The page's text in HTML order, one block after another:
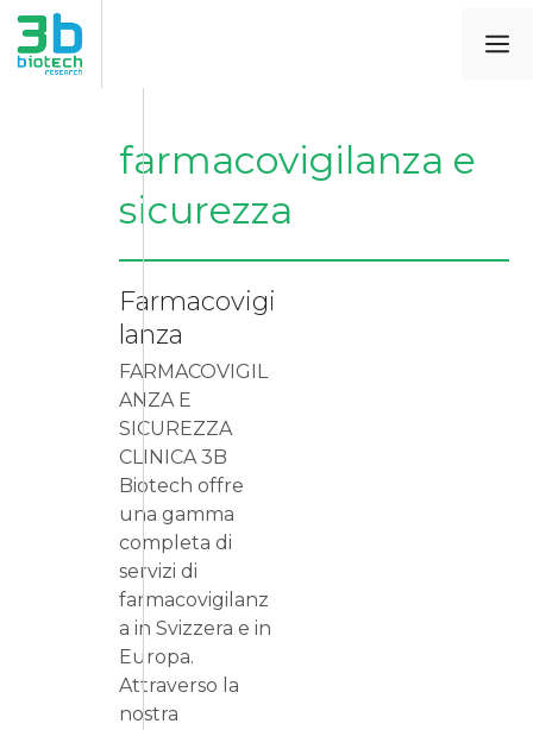
farmacovigilanza e
sicurezza
Farmacovigi
lanza
FARMACOVIGIL
ANZA E
SICUREZZA
CLINICA 3B
Biotech offre
una gamma
completa di
servizi di
farmacovigilanz
a in Svizzera e in
Europa.
Attraverso la
nostra